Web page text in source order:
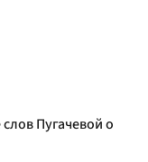
Пугачевой о